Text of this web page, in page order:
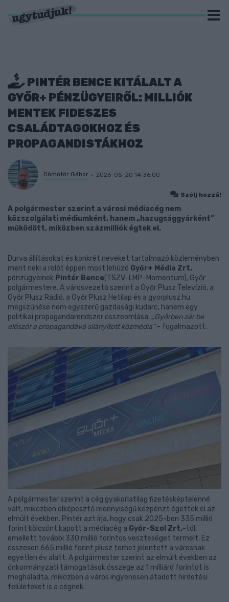
PINTÉR BENCE KITÁLALT A
GYŐR+ PÉNZÜGYEIRŐL: MILLIÓK
MENTEK FIDESZES
CSALÁDTAGOKHOZ ÉS
PROPAGANDISTÁKHOZ
Dömötör Gábor 2026-05-20 14:36:00
Szólj hozzá!
A polgármester szerint a városi médiacég nem
közszolgálati médiumként, hanem „hazugsággyárként”
működött, miközben százmilliók égtek el.
Durva állításokat és konkrét neveket tartalmazó közleményben
ment neki a rolót éppen most lehúzó Győr+ Média Zrt.
pénzügyeinek Pintér Bence(TSZV–LMP–Momentum), Győr
polgármestere. A városvezető szerint a Győr Plusz Televízió, a
Győr Plusz Rádió, a Győr Plusz Hetilap és a gyorplusz.hu
megszűnése nem egyszerű gazdasági kudarc, hanem egy
politikai propagandarendszer összeomlása. „Győrben zár be
először a propagandává silányított közmédia”– fogalmazott.
A polgármester szerint a cég gyakorlatilag fizetésképtelenné
vált, miközben elképesztő mennyiségű közpénzt égettek el az
elmúlt években. Pintér azt írja, hogy csak 2025-ben 335 millió
forint kölcsönt kapott a médiacég a Győr-Szol Zrt.-tól,
emellett további 330 millió forintos veszteséget termelt. Ez
összesen 665 millió forint plusz terhet jelentett a városnak
egyetlen év alatt. A polgármester szerint az elmúlt években az
önkormányzati támogatások összege az 1 milliárd forintot is
meghaladta, miközben a város ingyenesen átadott hirdetési
felületeket is a cégnek.